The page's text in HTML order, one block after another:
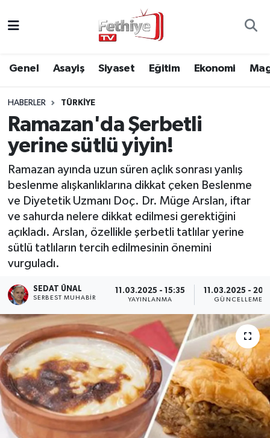
Genel Asayiş Siyaset Eğitim Ekonomi
HABERLER TÜRKIYE
Ramazan'da Şerbetli
yerine sütlü yiyin!
Ramazan ayında uzun süren açlık sonrası yanlış
beslenme alışkanlıklarına dikkat çeken Beslenme
ve Diyetetik Uzmanı Doç. Dr. Müge Arslan, iftar
ve sahurda nelere dikkat edilmesi gerektiğini
açıkladı. Arslan, özellikle şerbetli tatlılar yerine
sütlü tatlıların tercih edilmesinin önemini
vurguladı.
SEDAT ÜNAL
SERBEST MUHABIR
11.03.2025 - 15:35
YAYINLANMA
11.03.2025 -
GÜNCELLEME
Asayiş
Eğitim
Ekonomi
Kültür
Magazin
Spor
Turizm
Muğla Hava Durumu
Muğla Namaz Vakitleri
Muğla Trafik Yoğunluk Haritası
Süper Lig Puan Durumu ve Fikstür
Tüm Manşetler
Son Dakika Haberleri
Haber Arşivi